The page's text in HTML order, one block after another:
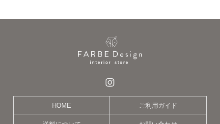
HOME ご利用ガイド